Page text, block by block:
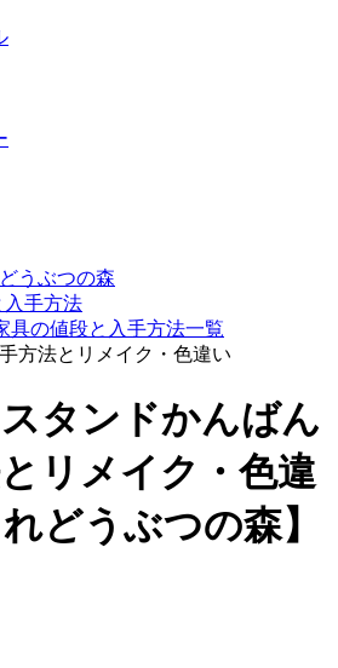
うぶつの森
入手方法
具の値段と入手方法一覧
方法とリメイク・色違い
スタンドかんばん
リメイク・色違
どうぶつの森】